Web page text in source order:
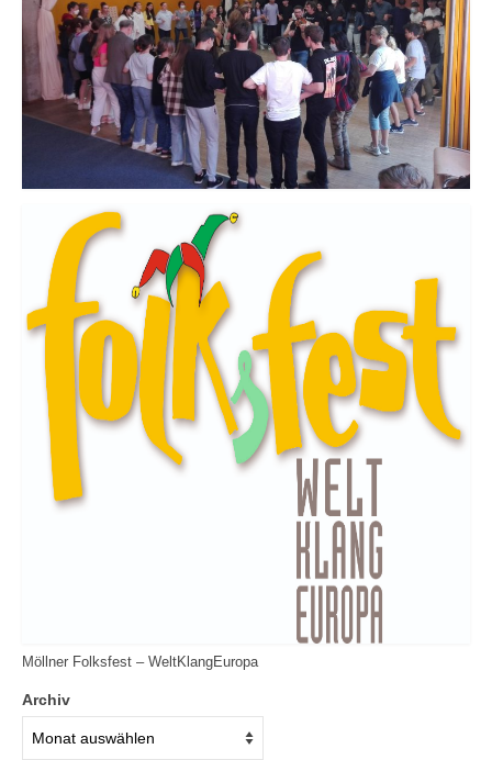
Möllner Folksfest – WeltKlangEuropa
Archiv